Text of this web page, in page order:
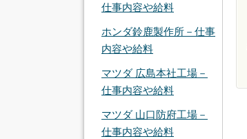
仕事内容や給料
ホンダ鈴鹿製作所－仕事
内容や給料
マツダ 広島本社工場－
仕事内容や給料
マツダ 山口防府工場－
仕事内容や給料